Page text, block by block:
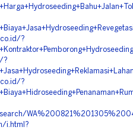
?
?
?
i.html?